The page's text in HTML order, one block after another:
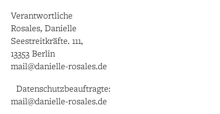
Verantwortliche
Rosales, Danielle
Seestreitkräfte. 111,
13353 Berlin
mail@danielle-rosales.de
Datenschutzbeauftragte:
mail@danielle-rosales.de